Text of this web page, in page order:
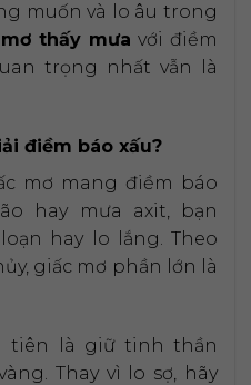
muốn và lo âu trong
thấy mưa với điềm
trọng nhất vẫn là
điềm báo xấu?
mơ mang điềm báo
hay mưa axit, bạn
hay lo lắng. Theo
giấc mơ phần lớn là
tiên là giữ tinh thần
Thay vì lo sợ, hãy